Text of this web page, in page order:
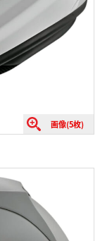
画像(5枚)